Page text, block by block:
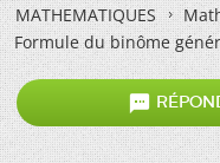
MATHEMATIQUES
Formule du binôme
